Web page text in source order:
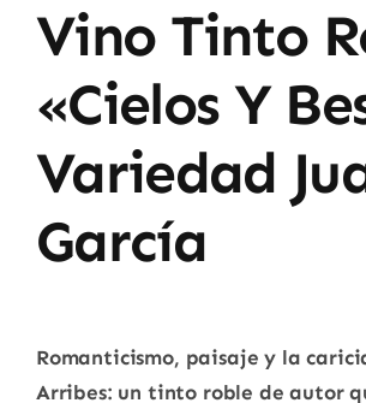
Vino Tinto
«Cielos Y
Variedad
García
Romanticismo, paisaje y la
Arribes: un tinto roble de autor